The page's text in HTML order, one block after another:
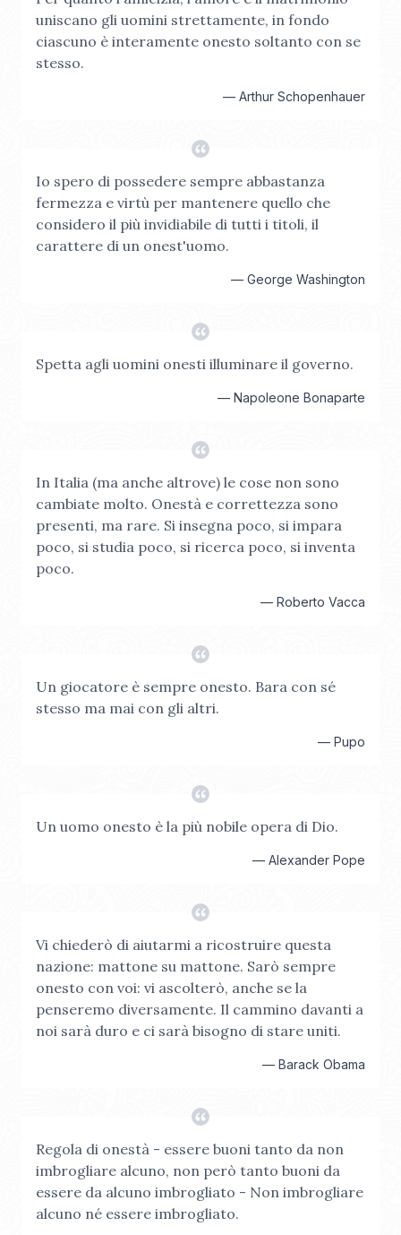
uniscano gli uomini strettamente, in fondo
ciascuno è interamente onesto soltanto con se
stesso.
— Arthur Schopenhauer
Io spero di possedere sempre abbastanza
fermezza e virtù per mantenere quello che
considero il più invidiabile di tutti i titoli, il
carattere di un onest'uomo.
— George Washington
Spetta agli uomini onesti illuminare il governo.
— Napoleone Bonaparte
In Italia (ma anche altrove) le cose non sono
cambiate molto. Onestà e correttezza sono
presenti, ma rare. Si insegna poco, si impara
poco, si studia poco, si ricerca poco, si inventa
poco.
— Roberto Vacca
Un giocatore è sempre onesto. Bara con sé
stesso ma mai con gli altri.
— Pupo
Un uomo onesto è la più nobile opera di Dio.
— Alexander Pope
Vi chiederò di aiutarmi a ricostruire questa
nazione: mattone su mattone. Sarò sempre
onesto con voi: vi ascolterò, anche se la
penseremo diversamente. Il cammino davanti a
noi sarà duro e ci sarà bisogno di stare uniti.
— Barack Obama
Regola di onestà - essere buoni tanto da non
imbrogliare alcuno, non però tanto buoni da
essere da alcuno imbrogliato - Non imbrogliare
alcuno né essere imbrogliato.